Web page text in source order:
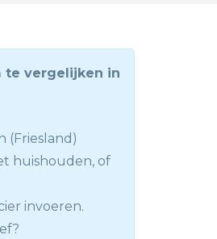
te vergelijken in
(Friesland)
huishouden, of
invoeren.